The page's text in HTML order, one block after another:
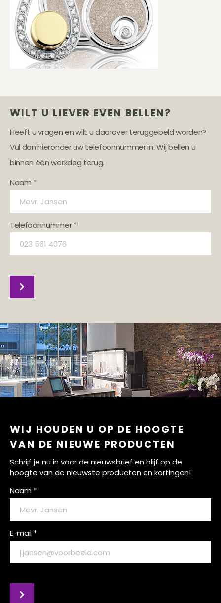
WILT U LIEVER EVEN BELLEN?
Heeft u vragen en wilt u daarover teruggebeld worden?
Vul dan hieronder uw telefoonnummer in. Wij bellen u
binnen één werkdag terug.
Naam *
Telefoonnummer *
WIJ HOUDEN U OP DE HOOGTE
VAN DE NIEUWE PRODUCTEN
Schrijf je nu in voor de nieuwsbrief en blijf op de
hoogte van de nieuwste producten en kortingen!
Naam *
E-mail *